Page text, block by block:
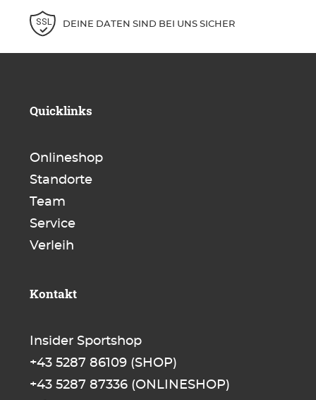
DEINE DATEN SIND BEI UNS SICHER
Quicklinks
Onlineshop
Standorte
Team
Service
Verleih
Kontakt
Insider Sportshop
+43 5287 86109 (SHOP)
+43 5287 87336 (ONLINESHOP)